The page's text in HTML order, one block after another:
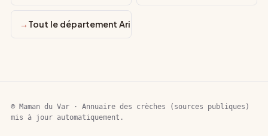
Tout le département Ariège
© Maman du Var · Annuaire des crèches (sources publiques)
mis à jour automatiquement.